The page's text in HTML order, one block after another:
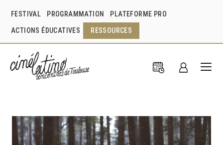
FESTIVAL PROGRAMMATION PLATEFORME PRO
ACTIONS ÉDUCATIVES RESSOURCES